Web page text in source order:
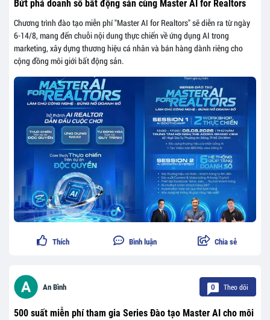
Bứt phá doanh số bất động sản cùng Master AI for Realtors
Chương trình đào tạo miễn phí "Master AI for Realtors" sẽ diễn ra từ ngày
6-14/8, mang đến chuỗi nội dung thực chiến về ứng dụng AI trong
marketing, xây dựng thương hiệu cá nhân và bán hàng dành riêng cho
cộng đồng môi giới bất động sản.
Thích Bình luận Chia sẻ
An Bình 0 Theo dõi
500 suất miễn phí tham gia Series Đào tạo Master AI cho môi